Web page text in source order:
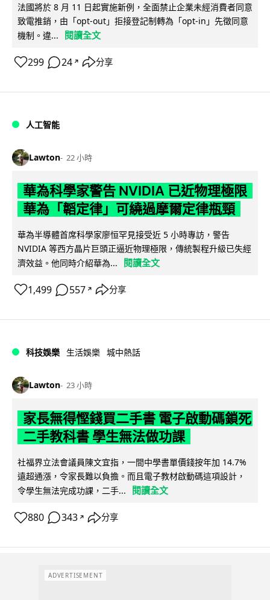
法國將於 8 月 11 日起實施新例，全面禁止企業未經消費者同意
致電推銷，由「opt-out」拒接登記制轉為「opt-in」先徵同意
機制。違...
閱讀全文
299 24 ↗ 分享
人工智能
Lawton 22 小時
華為科學家警告 NVIDIA 已近物理極限
華為「韜定律」可繞過摩爾定律瓶頸
華為半導體首席科學家廖恒罕見接受近 5 小時專訪，警告
NVIDIA 等西方晶片巨頭正逼近物理極限，傳統製程升級已失經
濟效益。他同時介紹華為...
閱讀全文
1,499 557 ↗ 分享
科技娛樂 生活娛樂 城中熱話
Lawton 23 小時
家長無得慳錢買二手書 電子啟動碼鎖死
二手教科書 學生無法做功課
社福界立法會議員陳文宜指，一間中學書單價錢按年加 14.7%
遠超通漲，令家長難以負擔。而且電子教材啟動碼這項設計，
令學生無法完成功課，二手...
閱讀全文
880 343 ↗ 分享
ADVERTISEMENT